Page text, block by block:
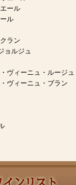
ール
ル
ラン
ョルジュ
ヴィーニュ・ルージュ
ヴィーニュ・ブラン